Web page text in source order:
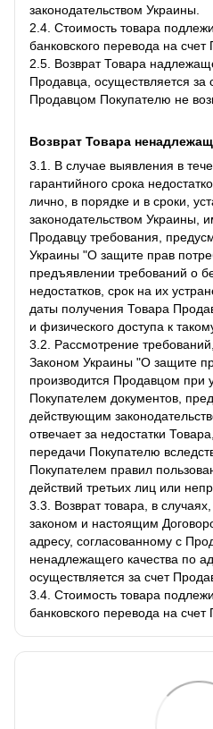
законодательством Украины.
2.4. Стоимость товара
банковского перевода на счет
2.5. Возврат Товара
Продавца, осуществляется за
Продавцом Покупателю не
Возврат Товара
3.1. В случае выявления в
гарантийного срока
лично, в порядке и в сроки,
законодательством Украины,
Продавцу требования,
Украины "О защите прав
предъявлении требований о
недостатков, срок на их
даты получения Товара
и физического доступа к
3.2. Рассмотрение
Законом Украины "О защите
производится Продавцом при
Покупателем документов,
действующим
отвечает за недостатки
передачи Покупателю
Покупателем правил
действий третьих лиц или
3.3. Возврат товара, в
законом и настоящим
адресу, согласованному с
ненадлежащего качества по
осуществляется за счет
3.4. Стоимость товара
банковского перевода на счет